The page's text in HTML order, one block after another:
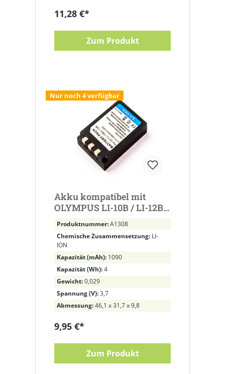
11,28 €*
Zum Produkt
Nur noch 4 verfügbar
Akku kompatibel mit
OLYMPUS LI-10B / LI-12B
– 3,7 V 1090 mAh 4,0 Wh
Li-Ion
Produktnummer:A1308
Chemische Zusammensetzung: LI-
ION
Kapazität (mAh): 1090
Kapazität (Wh):4
Gewicht:0,029
Spannung (V):3,7
Abmessung:46,1 x 31,7 x 9,8
9,95 €*
Zum Produkt